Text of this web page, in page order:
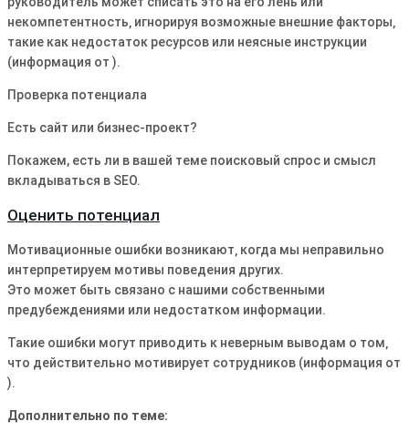
некомпетентность‚ игнорируя возможные внешние факторы‚
такие как недостаток ресурсов или неясные инструкции
(информация от ).
Проверка потенциала
Есть сайт или бизнес-проект?
Покажем, есть ли в вашей теме поисковый спрос и смысл
вкладываться в SEO.
Оценить потенциал
Мотивационные ошибки возникают‚ когда мы неправильно
интерпретируем мотивы поведения других.
Это может быть связано с нашими собственными
предубеждениями или недостатком информации.
Такие ошибки могут приводить к неверным выводам о том‚
что действительно мотивирует сотрудников (информация от
).
Дополнительно по теме: